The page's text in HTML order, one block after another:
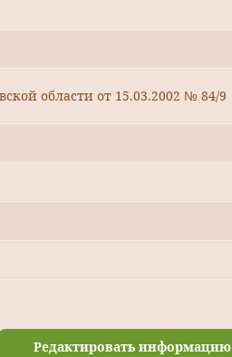
области от 15.03.2002 № 84/9
Редактировать информацию